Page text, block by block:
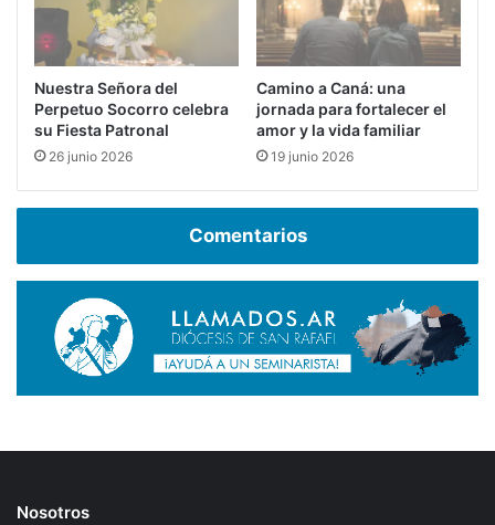
Nuestra Señora del
Perpetuo Socorro celebra
su Fiesta Patronal
26 junio 2026
Camino a Caná: una
jornada para fortalecer el
amor y la vida familiar
19 junio 2026
Comentarios
Nosotros